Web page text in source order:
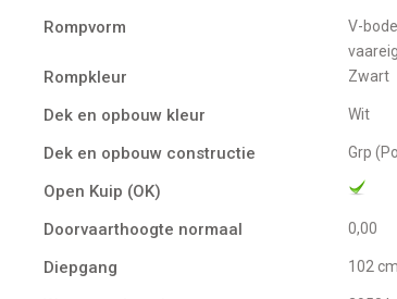
Rompvorm
V-bodem Dit type romp is typisch voor sportcruisers en speedboten en biedt:Uitstekende
Rompkleur Zwart
Dek en opbouw kleur Wit
Dek en opbouw constructie Grp
Open Kuip (OK)
Doorvaarthoogte normaal
0,00
Diepgang 102 cm